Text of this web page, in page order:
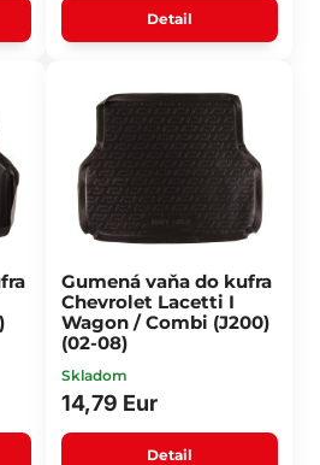
Detail
Gumená vaňa do kufra
Chevrolet Lacetti I
Wagon / Combi (J200)
(02-08)
Skladom
14,79 Eur
Detail